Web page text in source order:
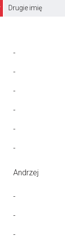
Drugie imię
-
-
-
-
-
-
Andrzej
-
-
-